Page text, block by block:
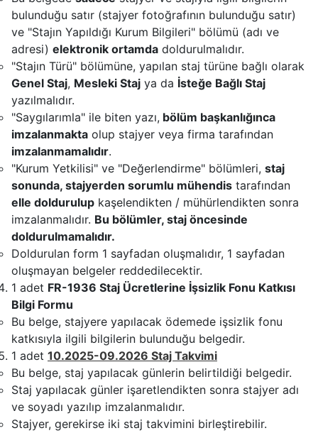
bulunduğu satır (stajyer fotoğrafının bulunduğu satır)
ve "Stajın Yapıldığı Kurum Bilgileri" bölümü (adı ve
adresi) elektronik ortamda doldurulmalıdır.
"Stajın Türü" bölümüne, yapılan staj türüne bağlı olarak
Genel Staj, Mesleki Staj ya da İsteğe Bağlı Staj
yazılmalıdır.
"Saygılarımla" ile biten yazı, bölüm başkanlığınca
imzalanmakta olup stajyer veya firma tarafından
imzalanmamalıdır.
"Kurum Yetkilisi" ve "Değerlendirme" bölümleri, staj
sonunda, stajyerden sorumlu mühendis tarafından
elle doldurulup kaşelendikten / mühürlendikten sonra
imzalanmalıdır. Bu bölümler, staj öncesinde
doldurulmamalıdır.
Doldurulan form 1 sayfadan oluşmalıdır, 1 sayfadan
oluşmayan belgeler reddedilecektir.
1 adet FR-1936 Staj Ücretlerine İşsizlik Fonu Katkısı
Bilgi Formu
Bu belge, stajyere yapılacak ödemede işsizlik fonu
katkısıyla ilgili bilgilerin bulunduğu belgedir.
1 adet 10.2025-09.2026 Staj Takvimi
Bu belge, staj yapılacak günlerin belirtildiği belgedir.
Staj yapılacak günler işaretlendikten sonra stajyer adı
ve soyadı yazılıp imzalanmalıdır.
Stajyer, gerekirse iki staj takvimini birleştirebilir.